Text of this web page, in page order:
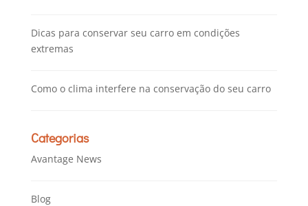
Dicas para conservar seu carro em condições
extremas
Como o clima interfere na conservação do seu carro
Categorias
Avantage News
Blog